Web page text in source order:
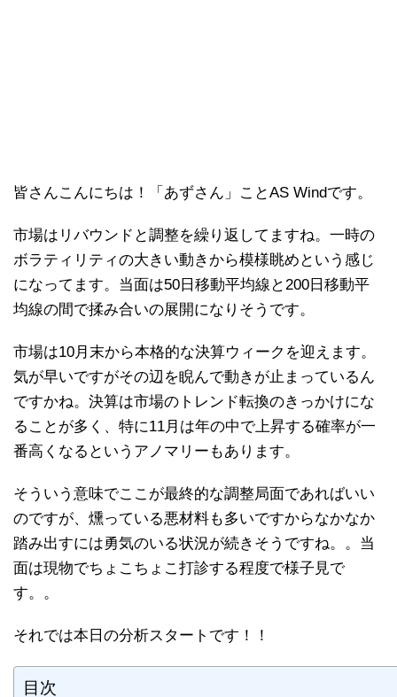
皆さんこんにちは！「あずさん」ことAS Windです。
市場はリバウンドと調整を繰り返してますね。一時の
ボラティリティの大きい動きから模様眺めという感じ
になってます。当面は50日移動平均線と200日移動平
均線の間で揉み合いの展開になりそうです。
市場は10月末から本格的な決算ウィークを迎えます。
気が早いですがその辺を睨んで動きが止まっているん
ですかね。決算は市場のトレンド転換のきっかけにな
ることが多く、特に11月は年の中で上昇する確率が一
番高くなるというアノマリーもあります。
そういう意味でここが最終的な調整局面であればいい
のですが、燻っている悪材料も多いですからなかなか
踏み出すには勇気のいる状況が続きそうですね。。当
面は現物でちょこちょこ打診する程度で様子見で
す。。
それでは本日の分析スタートです！！
目次